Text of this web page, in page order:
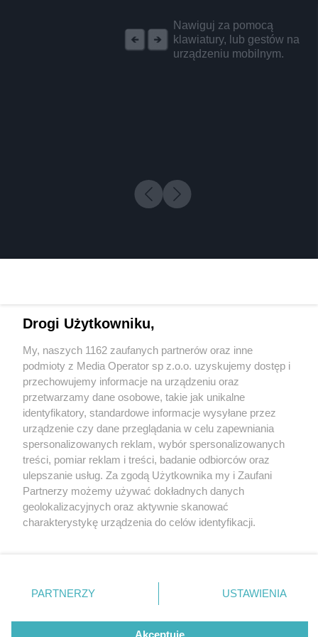
Nawiguj za pomocą
klawiatury, lub gestów na
urządzeniu mobilnym.
2 / 0
Wydawca mediów lokalnych
Nie zapomnij
zapoznać się z:
polityką prywatności regulamin korzystania z portali
Twojemiasto
Piekary Śląskie
Chorzów
Tarnowskie Góry
Gliwice
Skontakuj sięz nami
Kontakt
Wydawca
Redakcja
Drogi Użytkowniku,
My, naszych 1162 zaufanych partnerów oraz inne
podmioty z Media Operator sp z.o.o. uzyskujemy dostęp i
przechowujemy informacje na urządzeniu oraz
przetwarzamy dane osobowe, takie jak unikalne
identyfikatory, standardowe informacje wysyłane przez
urządzenie czy dane przeglądania w celu zapewniania
spersonalizowanych reklam, wybór spersonalizowanych
treści, pomiar reklam i treści, badanie odbiorców oraz
ulepszanie usług. Za zgodą Użytkownika my i Zaufani
Partnerzy możemy używać dokładnych danych
geolokalizacyjnych oraz aktywnie skanować
charakterystykę urządzenia do celów identyfikacji.
zmienić/wycofać klikając przycisk ustawień prywatności
znajdujący się w lewym dolnym rogu strony
rodzaje przetwarzania danych nie wymagają zgody
użytkownika, ale masz prawo sprzeciwić się takiemu
PARTNERZY USTAWIENIA
Akceptuję